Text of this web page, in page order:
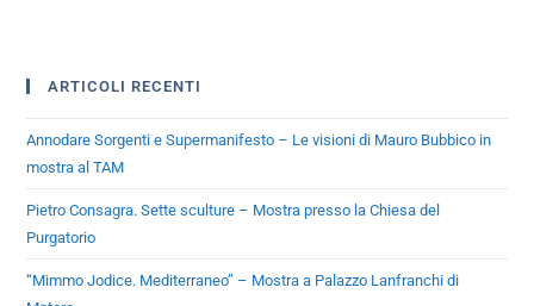
ARTICOLI RECENTI
Annodare Sorgenti e Supermanifesto – Le visioni di Mauro Bubbico in
mostra al TAM
Pietro Consagra. Sette sculture – Mostra presso la Chiesa del
Purgatorio
“Mimmo Jodice. Mediterraneo” – Mostra a Palazzo Lanfranchi di